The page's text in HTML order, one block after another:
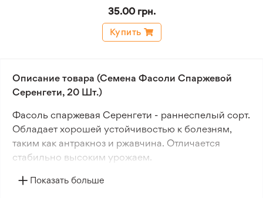
35.00 грн.
Купить
Описание товара (Семена Фасоли Спаржевой
Серенгети, 20 Шт.)
Фасоль спаржевая Серенгети - раннеспелый сорт.
Обладает хорошей устойчивостью к болезням,
таким как антракноз и ржавчина. Отличается
стабильно высоким урожаем.
Растение кустового типа, высотой 45-50 см.
Показать больше